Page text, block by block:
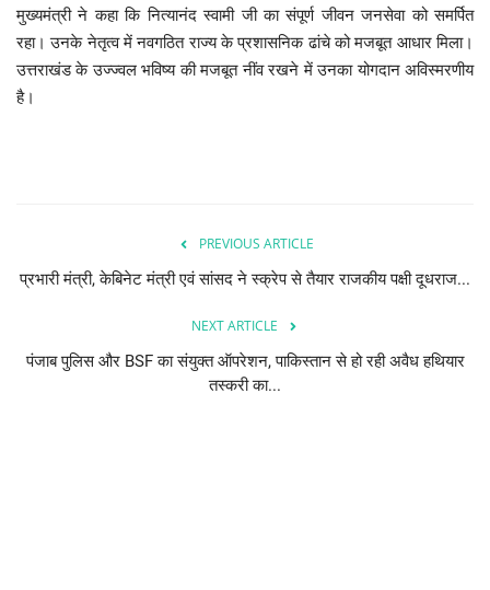
संपर्क
मुख्यमंत्री ने कहा कि नित्यानंद स्वामी जी का संपूर्ण जीवन जनसेवा को समर्पित
रहा। उनके नेतृत्व में नवगठित राज्य के प्रशासनिक ढांचे को मजबूत आधार मिला।
उत्तराखंड के उज्ज्वल भविष्य की मजबूत नींव रखने में उनका योगदान अविस्मरणीय
है।
PREVIOUS ARTICLE
प्रभारी मंत्री, केबिनेट मंत्री एवं सांसद ने स्क्रेप से तैयार राजकीय पक्षी दूधराज...
NEXT ARTICLE
पंजाब पुलिस और BSF का संयुक्त ऑपरेशन, पाकिस्तान से हो रही अवैध हथियार
तस्करी का...